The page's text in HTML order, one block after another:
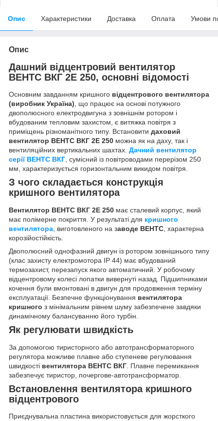
Опис Характеристики Доставка Оплата Умови
Опис
Дашний відцентровий вентилятор
ВЕНТС ВКГ 2Е 250, основні відомості
Основним завданням кришного відцентрового вентилятора
(виробник Україна), що працює на основі потужного
двополюсного електродвигуна з зовнішнім ротором і
вбудованим тепловим захистом, є витяжка повітря з
приміщень різноманітного типу. Встановити даховий
вентилятор ВЕНТС ВКГ 2Е 250 можна як на даху, так і
вентиляційних вертикальних шахтах. Дачний вентилятор
серії ВЕНТС ВКГ, сумісний із повітроводами перерізом 250
мм, характеризується горизонтальним викидом повітря.
З чого складається конструкція
кришного вентилятора
Вентилятор ВЕНТС ВКГ 2Е 250 має сталевий корпус, який
має полімерне покриття. У результаті для кришного
вентилятора , виготовленого на заводе ВЕНТС , характерна
корозійостійкість.
Двополюсний однофазний двигун із ротором зовнішнього типу
(клас захисту електромотора IP 44) має вбудований
термозахист, перезапуск якого автоматичний. У робочому
відцентровому колесі лопатки вивернуті назад. Підшипниками
кочення були вмонтовані в двигун для продовження терміну
експлуатації. Безпечне функціонування вентилятора
кришного з мінімальним рівнем шуму забезпечене завдяки
динамічному балансуванню його турбін.
Як регулювати швидкість
За допомогою тиристорного або автотрансформаторного
регулятора можливе плавне або ступеневе регулювання
швидкості вентилятора ВЕНТС ВКГ . Плавне перемикання
забезпечує тиристор, почергове-автотрансформатор.
Встановлення вентилятора кришного
відцентрового
Приєднувальна пластина використовується для жорсткого